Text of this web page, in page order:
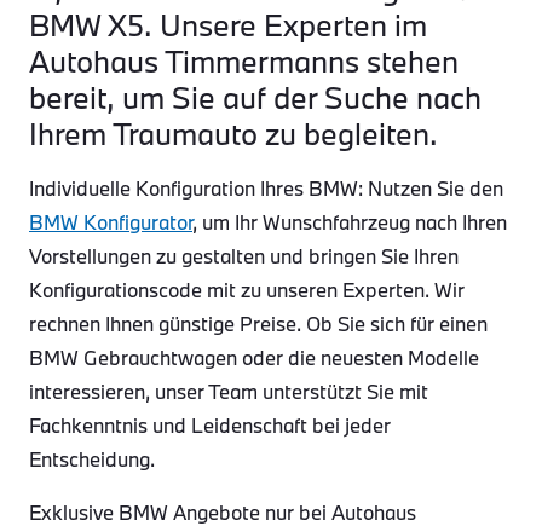
BMW X5. Unsere Experten im
Autohaus Timmermanns stehen
bereit, um Sie auf der Suche nach
Ihrem Traumauto zu begleiten.
Individuelle Konfiguration Ihres BMW: Nutzen Sie den
BMW Konfigurator, um Ihr Wunschfahrzeug nach Ihren
Vorstellungen zu gestalten und bringen Sie Ihren
Konfigurationscode mit zu unseren Experten. Wir
rechnen Ihnen günstige Preise. Ob Sie sich für einen
BMW Gebrauchtwagen oder die neuesten Modelle
interessieren, unser Team unterstützt Sie mit
Fachkenntnis und Leidenschaft bei jeder
Entscheidung.
Exklusive BMW Angebote nur bei Autohaus